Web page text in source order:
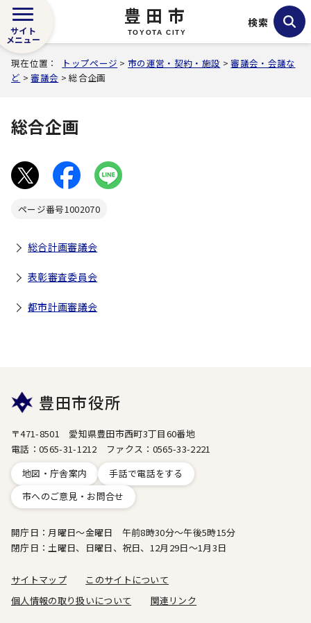
豊田市
TOYOTA CITY
サイト
メニュー
検索
現在位置： トップページ >市の運営・契約・施設 >審議会・会議な
ど >審議会 > 総合企画
総合企画
ページ番号1002070
総合計画審議会
表彰審査委員会
都市計画審議会
豊田市役所
〒471-8501 愛知県豊田市西町3丁目60番地
電話：0565-31-1212 ファクス：0565-33-2221
地図・庁舎案内
手話で電話をする
市へのご意見・お問合せ
開庁日：月曜日～金曜日 午前8時30分～午後5時15分
閉庁日：土曜日、日曜日、祝日、12月29日～1月3日
サイトマップ
このサイトについて
個人情報の取り扱いについて
関連リンク